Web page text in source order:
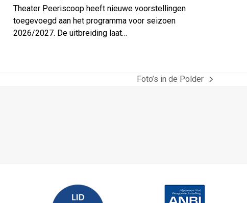
Theater Peeriscoop heeft nieuwe voorstellingen
toegevoegd aan het programma voor seizoen
2026/2027. De uitbreiding laat…
next
Foto’s in de Polder